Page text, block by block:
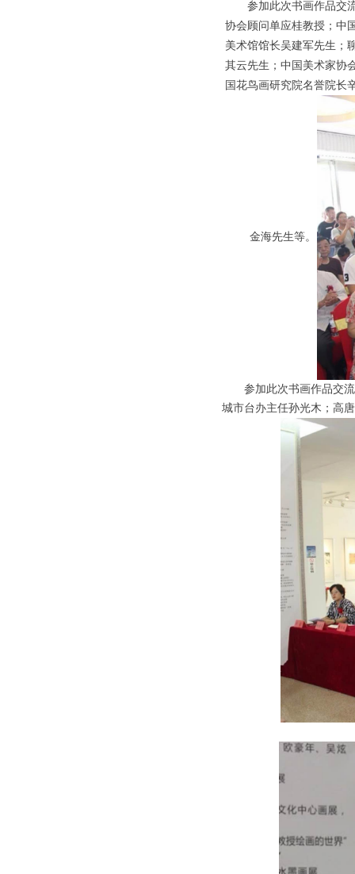
参加此次书画作品交
协会顾问单应桂教授；中
美术馆馆长吴建军先生；
其云先生；中国美术家协
国花鸟画研究院名誉院长
金海先生等。
参加此次书画作品交
城市台办主任孙光木；高